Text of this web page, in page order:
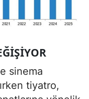
sinema
tiyatro,